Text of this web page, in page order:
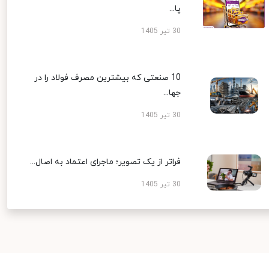
پا...
30 تیر 1405
10 صنعتی که بیشترین مصرف فولاد را در
جها...
30 تیر 1405
فراتر از یک تصویر؛ ماجرای اعتماد به اصال...
30 تیر 1405